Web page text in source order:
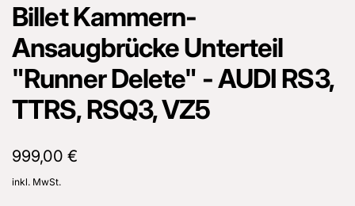
Billet Kammern-
Ansaugbrücke Unterteil
"Runner Delete" - AUDI RS3,
TTRS, RSQ3, VZ5
Normaler
Preis
999,00 €
inkl. MwSt.